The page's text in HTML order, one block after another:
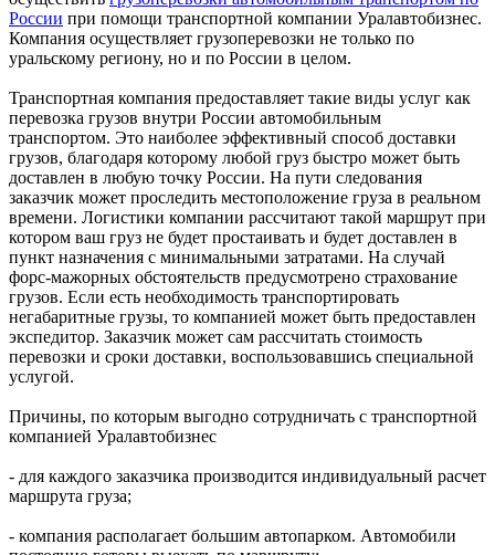
России при помощи транспортной компании Уралавтобизнес.
Компания осуществляет грузоперевозки не только по
уральскому региону, но и по России в целом.
Транспортная компания предоставляет такие виды услуг как
перевозка грузов внутри России автомобильным
транспортом. Это наиболее эффективный способ доставки
грузов, благодаря которому любой груз быстро может быть
доставлен в любую точку России. На пути следования
заказчик может проследить местоположение груза в реальном
времени. Логистики компании рассчитают такой маршрут при
котором ваш груз не будет простаивать и будет доставлен в
пункт назначения с минимальными затратами. На случай
форс-мажорных обстоятельств предусмотрено страхование
грузов. Если есть необходимость транспортировать
негабаритные грузы, то компанией может быть предоставлен
экспедитор. Заказчик может сам рассчитать стоимость
перевозки и сроки доставки, воспользовавшись специальной
услугой.
Причины, по которым выгодно сотрудничать с транспортной
компанией Уралавтобизнес
- для каждого заказчика производится индивидуальный расчет
маршрута груза;
- компания располагает большим автопарком. Автомобили